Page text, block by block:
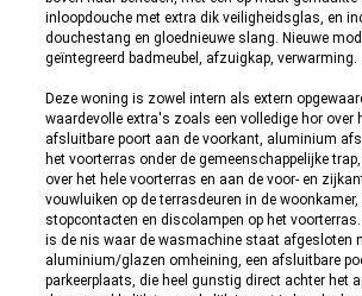
inloopdouche met extra dik veiligheidsglas, en
douchestang en gloednieuwe slang. Nieuwe
geïntegreerd badmeubel, afzuigkap, verwarming.
Deze woning is zowel intern als extern
waardevolle extra's zoals een volledige hor over
afsluitbare poort aan de voorkant, aluminium
het voorterras onder de gemeenschappelijke
over het hele voorterras en aan de voor- en
vouwluiken op de terrasdeuren in de woonkamer,
stopcontacten en discolampen op het
is de nis waar de wasmachine staat afgesloten
aluminium/glazen omheining, een afsluitbare
parkeerplaats, die heel gunstig direct achter het